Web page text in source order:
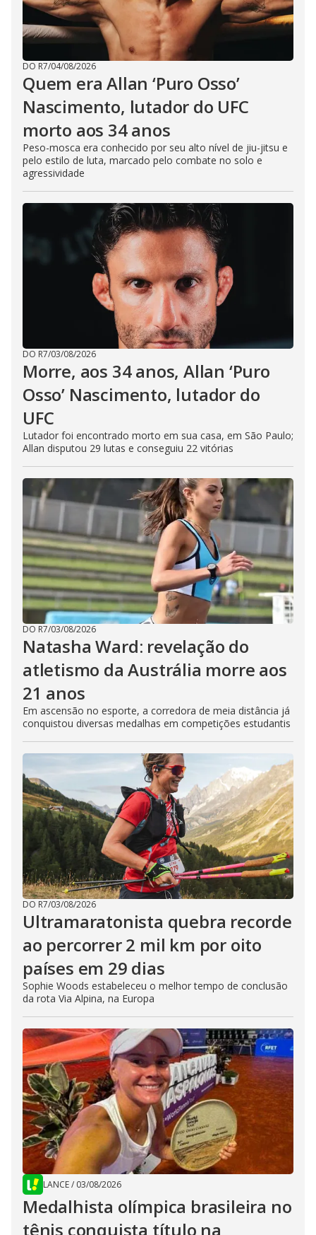
DO R7/04/08/2026
Quem era Allan ‘Puro Osso’
Nascimento, lutador do UFC
morto aos 34 anos
Peso-mosca era conhecido por seu alto nível de jiu-jitsu e
pelo estilo de luta, marcado pelo combate no solo e
agressividade
DO R7/03/08/2026
Morre, aos 34 anos, Allan ‘Puro
Osso’ Nascimento, lutador do
UFC
Lutador foi encontrado morto em sua casa, em São Paulo;
Allan disputou 29 lutas e conseguiu 22 vitórias
DO R7/03/08/2026
Natasha Ward: revelação do
atletismo da Austrália morre aos
21 anos
Em ascensão no esporte, a corredora de meia distância já
conquistou diversas medalhas em competições estudantis
DO R7/03/08/2026
Ultramaratonista quebra recorde
ao percorrer 2 mil km por oito
países em 29 dias
Sophie Woods estabeleceu o melhor tempo de conclusão
da rota Via Alpina, na Europa
LANCE/ 03/08/2026
Medalhista olímpica brasileira no
tênis conquista título na